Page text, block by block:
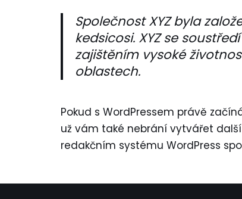
Společnost XYZ byla
kedsicosi. XYZ se
zajištěním vysoké
oblastech.
Pokud s WordPressem právě
už vám také nebrání vytvářet
redakčním systému WordPress